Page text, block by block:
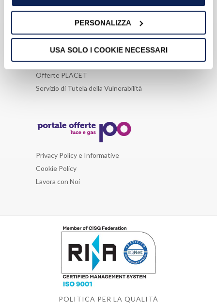
PERSONALIZZA
USA SOLO I COOKIE NECESSARI
Modulo ripensamento
Modulo richiesta servizi di connessione
OFFERTE
Offerte PLACET
Servizio di Tutela della Vulnerabilità
Privacy Policy e Informative
Cookie Policy
Lavora con Noi
POLITICA PER LA QUALITÀ